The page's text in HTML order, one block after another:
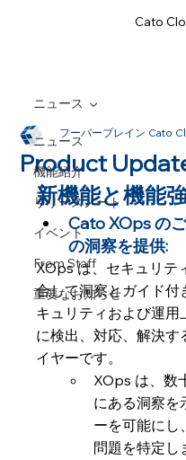
Cato
ニュース
機能紹介
リリースノート
イベント
From Staff
重要なお知らせ
ニュース
Product
フーバーブレイン Cato
新機能と機能
Cato XOps の
の洞察を提供:
XOps は、セキュリテ
合して洞察とガイド付
キュリティおよび運
に検出、対応、解決
イヤーです。
XOps は、数
にある洞察を
ーを可能にし
問題を特定し